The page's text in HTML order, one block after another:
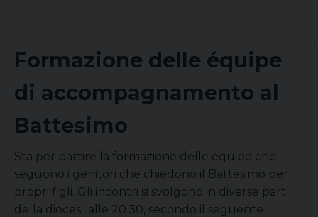
Formazione delle équipe
di accompagnamento al
Battesimo
Sta per partire la formazione delle équipe che
seguono i genitori che chiedono il Battesimo per i
propri figli. Gli incontri si svolgono in diverse parti
della diocesi, alle 20.30, secondo il seguente